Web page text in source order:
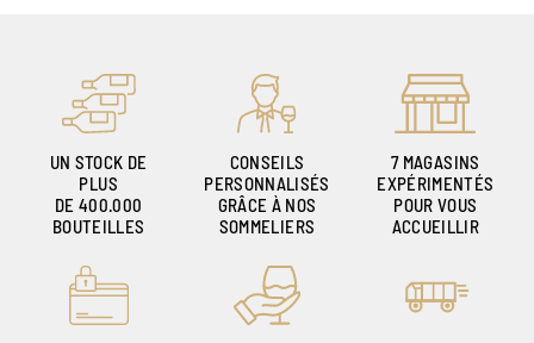
UN STOCK DE
PLUS
DE 400.000
BOUTEILLES
CONSEILS
PERSONNALISÉS
GRÂCE À NOS
SOMMELIERS
7 MAGASINS
EXPÉRIMENTÉS
POUR VOUS
ACCUEILLIR